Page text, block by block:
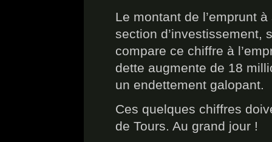
Le montant de l’emprunt
section d’investissement,
compare ce chiffre à
dette augmente de 18
un endettement galopant.
Ces quelques chiffres
de Tours. Au grand jour !